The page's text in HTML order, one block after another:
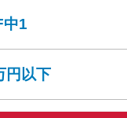
1
円以下